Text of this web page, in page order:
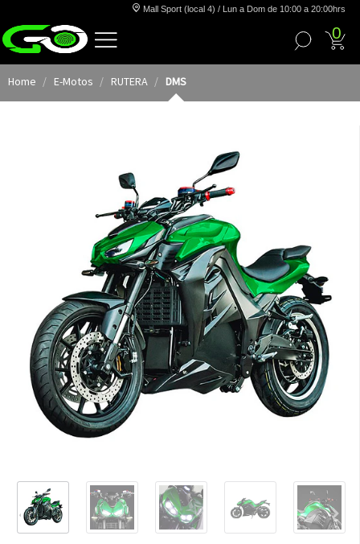
Mall Sport (local 4) / Lun a Dom de 10:00 a 20:00hrs
0
Home E-Motos RUTERA DMS